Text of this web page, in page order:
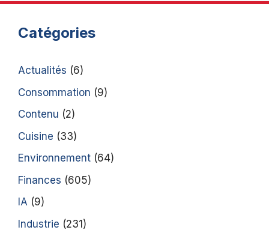
Catégories
Actualités (6)
Consommation (9)
Contenu (2)
Cuisine (33)
Environnement (64)
Finances (605)
IA (9)
Industrie (231)